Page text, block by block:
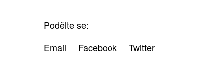
Podělte se:
Email
Facebook Twitter